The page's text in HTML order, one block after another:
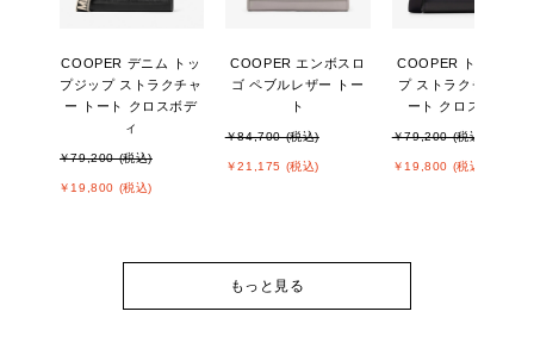
COOPER デニム トッ
プジップ ストラクチャ
ー トート クロスボデ
ィ
￥79,200 (税込)
￥19,800 (税込)
COOPER エンボスロ
ゴ ペブルレザー トー
ト
￥84,700 (税込)
￥21,175 (税込)
COOPER トップジッ
プ ストラクチャー ト
ート クロスボディ
￥79,200 (税込)
￥19,800 (税込)
もっと見る